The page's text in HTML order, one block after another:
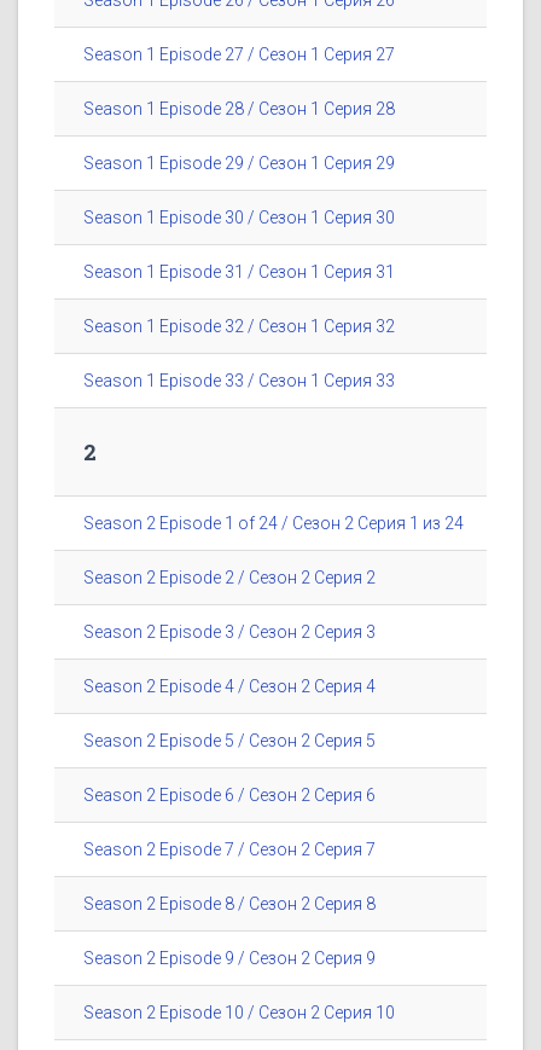
Season 1 Episode 27 / Сезон 1 Серия 27
Season 1 Episode 28 / Сезон 1 Серия 28
Season 1 Episode 29 / Сезон 1 Серия 29
Season 1 Episode 30 / Сезон 1 Серия 30
Season 1 Episode 31 / Сезон 1 Серия 31
Season 1 Episode 32 / Сезон 1 Серия 32
Season 1 Episode 33 / Сезон 1 Серия 33
2
Season 2 Episode 1 of 24 / Сезон 2 Серия 1 из 24
Season 2 Episode 2 / Сезон 2 Серия 2
Season 2 Episode 3 / Сезон 2 Серия 3
Season 2 Episode 4 / Сезон 2 Серия 4
Season 2 Episode 5 / Сезон 2 Серия 5
Season 2 Episode 6 / Сезон 2 Серия 6
Season 2 Episode 7 / Сезон 2 Серия 7
Season 2 Episode 8 / Сезон 2 Серия 8
Season 2 Episode 9 / Сезон 2 Серия 9
Season 2 Episode 10 / Сезон 2 Серия 10